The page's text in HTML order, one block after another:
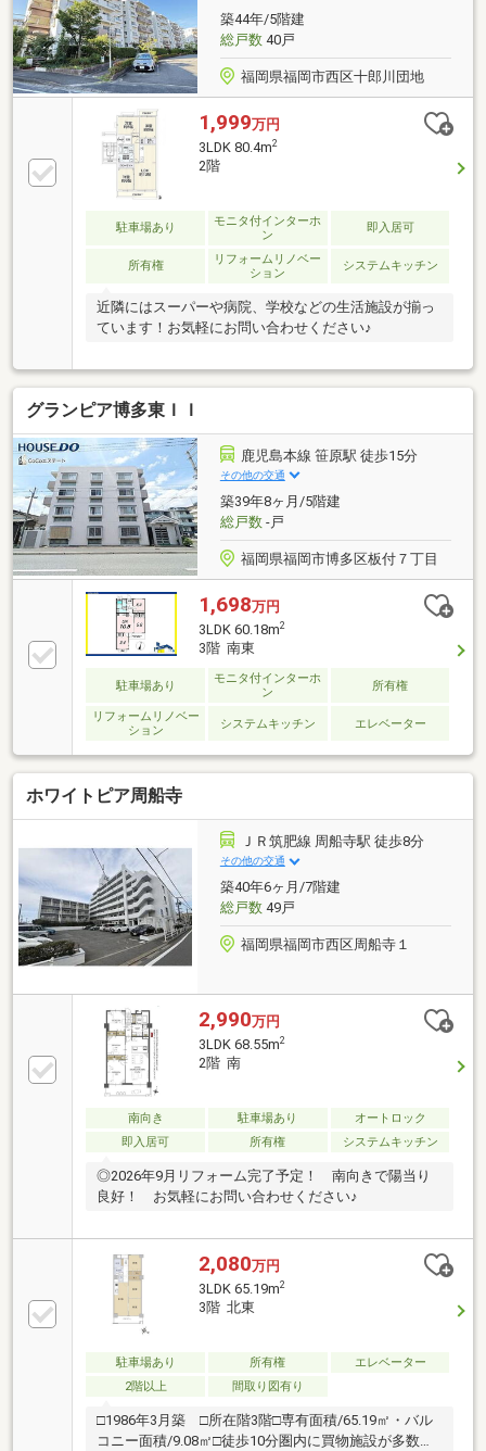
築44年/5階建
総戸数40戸
福岡県福岡市西区十郎川団地
1,999万円
3LDK 80.4m2
2階
駐車場あり
モニタ付インターホ
ン
即入居可
所有権
リフォームリノベー
ション
システムキッチン
近隣にはスーパーや病院、学校などの生活施設が揃っ
ています！お気軽にお問い合わせください♪
グランピア博多東ＩＩ
鹿児島本線 笹原駅 徒歩15分
その他の交通
築39年8ヶ月/5階建
総戸数-戸
福岡県福岡市博多区板付７丁目
1,698万円
3LDK 60.18m2
3階 南東
駐車場あり
モニタ付インターホ
ン
所有権
リフォームリノベー
ション
システムキッチン エレベーター
ホワイトピア周船寺
ＪＲ筑肥線 周船寺駅 徒歩8分
その他の交通
築40年6ヶ月/7階建
総戸数49戸
福岡県福岡市西区周船寺１
2,990万円
3LDK 68.55m2
2階 南
南向き 駐車場あり
オートロック
即入居可
所有権 システムキッチン
◎2026年9月リフォーム完了予定！ 南向きで陽当り
良好！ お気軽にお問い合わせください♪
2,080万円
3LDK 65.19m2
3階 北東
駐車場あり 所有権
エレベーター
2階以上
間取り図有り
□1986年3月築 □所在階3階□専有面積/65.19㎡・バル
コニー面積/9.08㎡□徒歩10分圏内に買物施設が多数あ